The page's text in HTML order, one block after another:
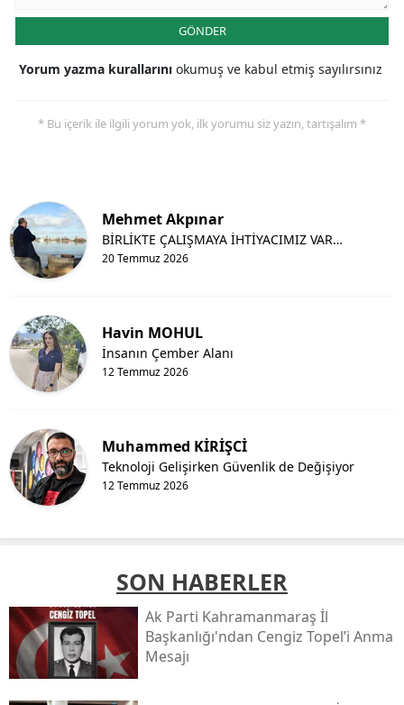
GÖNDER
Yorum yazma kurallarını okumuş ve kabul etmiş sayılırsınız
* Bu içerik ile ilgili yorum yok, ilk yorumu siz yazın, tartışalım *
Mehmet Akpınar
20 Temmuz 2026
BİRLİKTE ÇALIŞMAYA İHTİYACIMIZ VAR…
Havin MOHUL
12 Temmuz 2026
İnsanın Çember Alanı
Muhammed KİRİŞCİ
12 Temmuz 2026
Teknoloji Gelişirken Güvenlik de Değişiyor
SON HABERLER
Ak Parti Kahramanmaraş İl
Başkanlığı'ndan Cengiz Topel’i Anma
Mesajı